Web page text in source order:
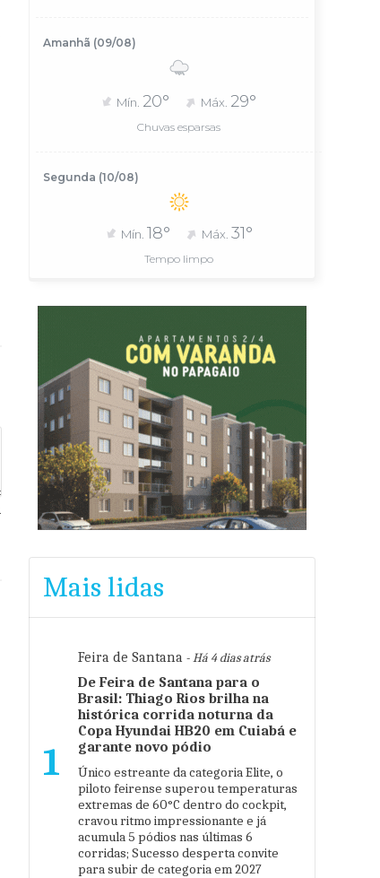
Amanhã (09/08)
Mín. 20° Máx. 29°
Chuvas esparsas
Segunda (10/08)
Mín. 18° Máx. 31°
Tempo limpo
Mais lidas
1
Feira de Santana - Há 4 dias atrás
De Feira de Santana para o
Brasil: Thiago Rios brilha na
histórica corrida noturna da
Copa Hyundai HB20 em Cuiabá e
garante novo pódio
Único estreante da categoria Elite, o
piloto feirense superou temperaturas
extremas de 60°C dentro do cockpit,
cravou ritmo impressionante e já
acumula 5 pódios nas últimas 6
corridas; Sucesso desperta convite
para subir de categoria em 2027